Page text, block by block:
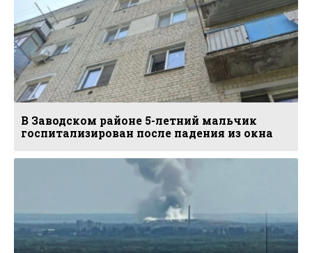
В Заводском районе 5-летний мальчик
госпитализирован после падения из окна